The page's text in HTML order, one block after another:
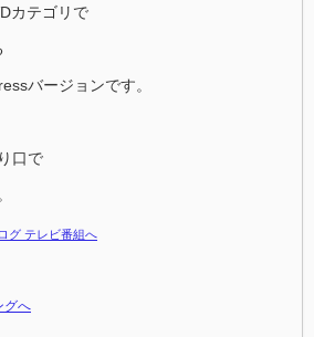
カテゴリで
バージョンです。
口で
グへ